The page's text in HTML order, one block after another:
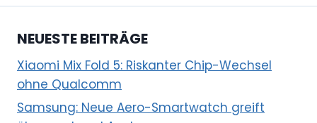
NEUESTE BEITRÄGE
Xiaomi Mix Fold 5: Riskanter Chip-Wechsel
ohne Qualcomm
Samsung: Neue Aero-Smartwatch greift